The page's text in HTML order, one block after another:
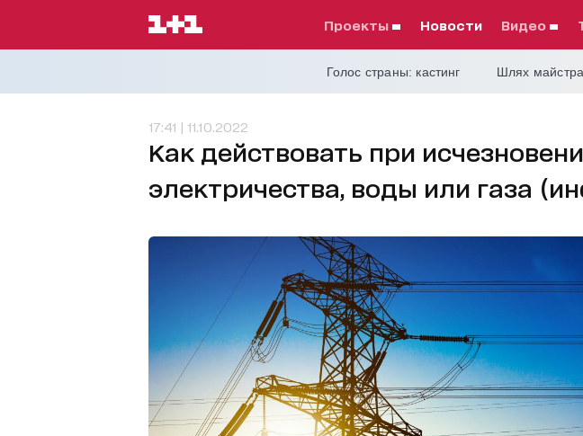
проекты Новости видео
Голос страны: кастинг Шлях
17:41 | 11.10.2022
Как действовать при
электричества, воды или газа